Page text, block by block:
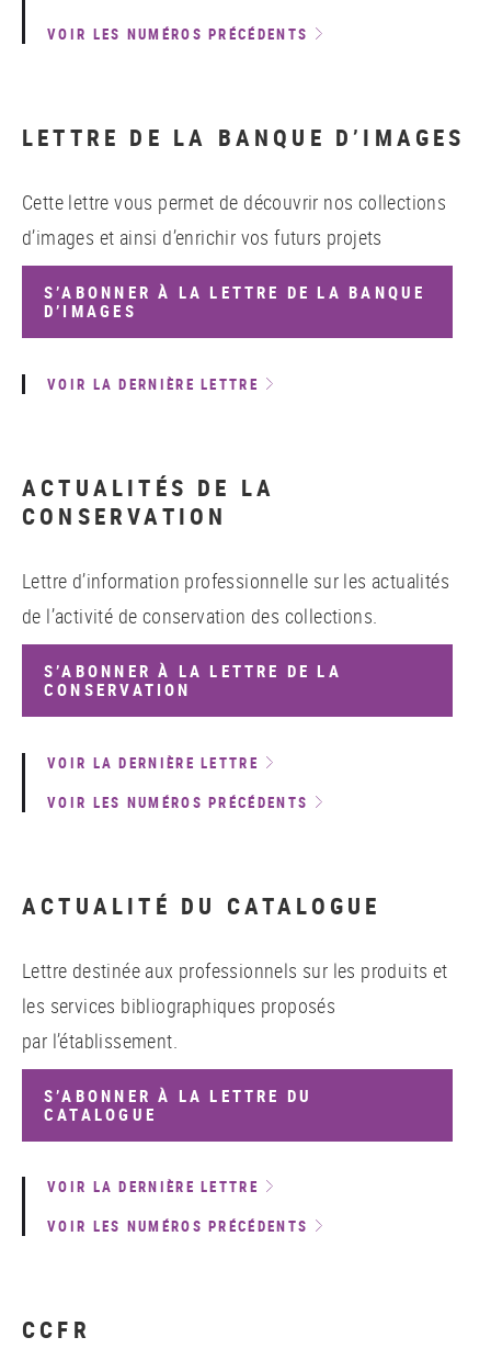
VOIR LES NUMÉROS PRÉCÉDENTS
LETTRE DE LA BANQUE D’IMAGES
Cette lettre vous permet de découvrir nos collections
d’images et ainsi d’enrichir vos futurs projets
S’ABONNER À LA LETTRE DE LA BANQUE
D’IMAGES
VOIR LA DERNIÈRE LETTRE
ACTUALITÉS DE LA
CONSERVATION
Lettre d’information professionnelle sur les actualités
de l’activité de conservation des collections.
S’ABONNER À LA LETTRE DE LA
CONSERVATION
VOIR LA DERNIÈRE LETTRE
VOIR LES NUMÉROS PRÉCÉDENTS
ACTUALITÉ DU CATALOGUE
Lettre destinée aux professionnels sur les produits et
les services bibliographiques proposés
par l’établissement.
S’ABONNER À LA LETTRE DU
CATALOGUE
VOIR LA DERNIÈRE LETTRE
VOIR LES NUMÉROS PRÉCÉDENTS
CCFR